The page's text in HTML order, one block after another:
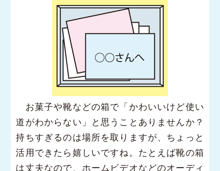
お菓子や靴などの箱で「かわいいけど使い
道がわからない」と思うことありませんか？
持ちすぎるのは場所を取りますが、ちょっと
活用できたら嬉しいですね。たとえば靴の箱
は丈夫なので、ホームビデオなどのオーディ